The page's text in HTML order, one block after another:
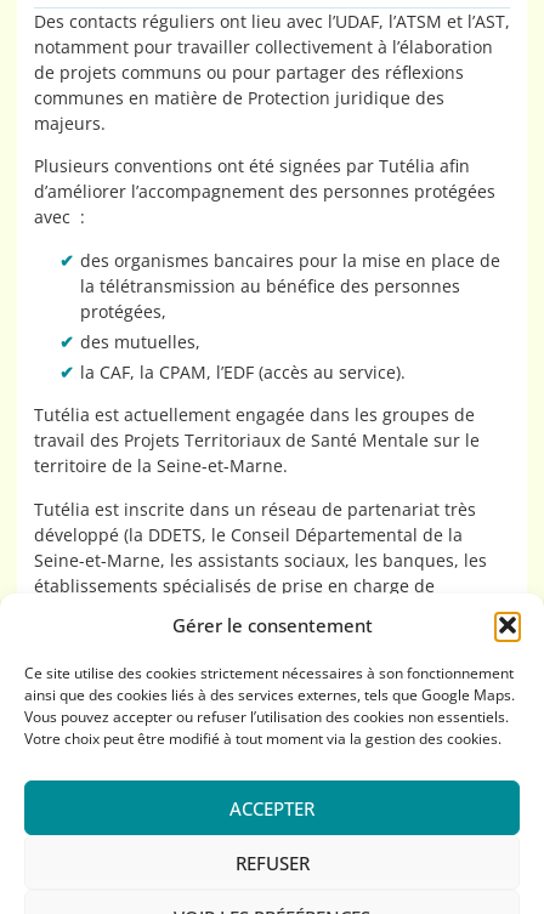
Gérer le consentement
Ce site utilise des cookies strictement nécessaires à son fonctionnement
ainsi que des cookies liés à des services externes, tels que Google Maps.
Vous pouvez accepter ou refuser l’utilisation des cookies non essentiels.
Votre choix peut être modifié à tout moment via la gestion des cookies.
ACCEPTER
REFUSER
Des contacts réguliers ont lieu avec l’UDAF, l’ATSM et l’AST,
notamment pour travailler collectivement à l’élaboration
de projets communs ou pour partager des réflexions
communes en matière de Protection juridique des
majeurs.
Plusieurs conventions ont été signées par Tutélia afin
d’améliorer l’accompagnement des personnes protégées
avec :
des organismes bancaires pour la mise en place de
la télétransmission au bénéfice des personnes
protégées,
des mutuelles,
la CAF, la CPAM, l’EDF (accès au service).
Tutélia est actuellement engagée dans les groupes de
travail des Projets Territoriaux de Santé Mentale sur le
territoire de la Seine-et-Marne.
Tutélia est inscrite dans un réseau de partenariat très
développé (la DDETS, le Conseil Départemental de la
Seine-et-Marne, les assistants sociaux, les banques, les
établissements spécialisés de prise en charge de
personnes fragilisées). Cette politique d’ouverture prônée
par Tutélia doit permettre une amélioration de la qualité
proposées aux majeurs.